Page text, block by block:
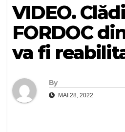
VIDEO.
FORDOC
va fi
By
MAI 28, 2022